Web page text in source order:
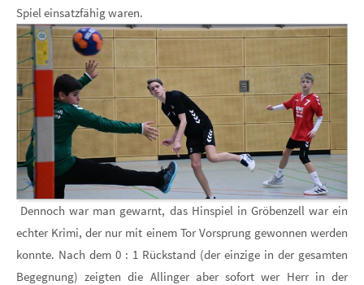
Spiel einsatzfähig waren.
Dennoch war man gewarnt, das Hinspiel in Gröbenzell war ein
echter Krimi, der nur mit einem Tor Vorsprung gewonnen werden
konnte. Nach dem 0 : 1 Rückstand (der einzige in der gesamten
Begegnung) zeigten die Allinger aber sofort wer Herr in der